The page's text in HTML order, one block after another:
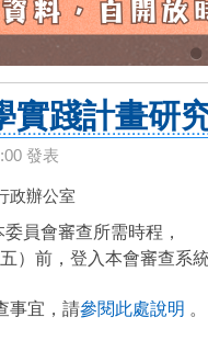
踐計畫研
發表
政辦公室
員會審查所需時程，
）前，登入本會審查系統
事宜，請參閱此處說明 。